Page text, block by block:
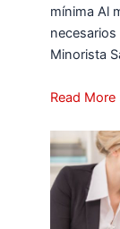
mínima Al
Minorista
Read More